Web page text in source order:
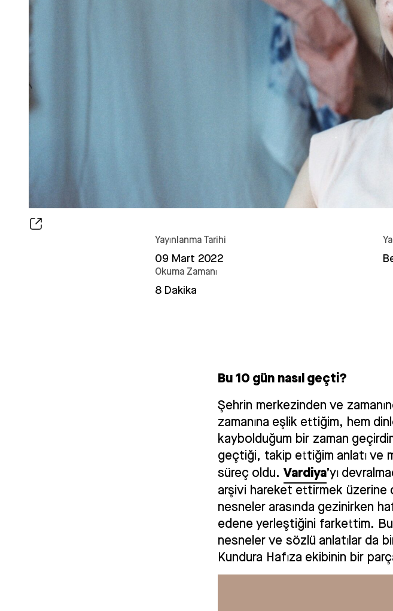
Yayınlanma Tarihi
09 Mart 2022
Okuma Zamanı
8 Dakika
Bu 10 gün nasıl geçti?
Şehrin merkezinden ve
zamanına eşlik ettiğim, hem
kaybolduğum bir zaman
geçtiği, takip ettiğim anlatı ve
süreç oldu.Vardiya’yı
arşivi hareket ettirmek üzerine
nesneler arasında gezinirken
edene yerleştiğini farkettim.
nesneler ve sözlü anlatılar da
Kundura Hafıza ekibinin bir